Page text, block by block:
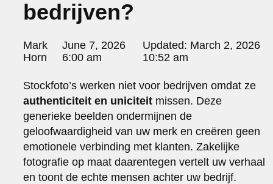
portraits 2
portraits 3
sanoma view 2014 – annual report
het zuiderlicht
thomas van luyn
various
parool christmas special
editorial
travel
commercial
fashion
bedrijven?
Posted
by:
Mark
Horn
June 7, 2026
6:00 am
Updated: March 2, 2026
10:52 am
Stockfoto’s werken niet voor bedrijven omdat ze
authenticiteit en uniciteit missen. Deze
generieke beelden ondermijnen de
geloofwaardigheid van uw merk en creëren geen
emotionele verbinding met klanten. Zakelijke
fotografie op maat daarentegen vertelt uw verhaal
en toont de echte mensen achter uw bedrijf.